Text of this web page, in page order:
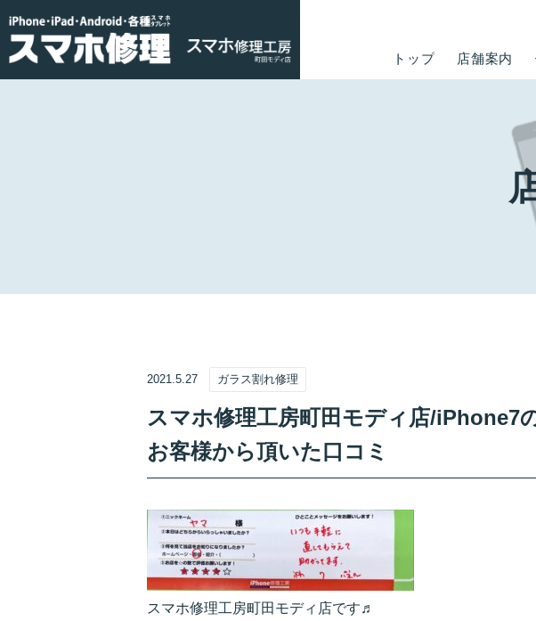
トップ 店舗案内
2021.5.27 ガラス割れ修理
スマホ修理工房町田モディ店/iPhone7
お客様から頂いた口コミ
スマホ修理工房町田モディ店です♬